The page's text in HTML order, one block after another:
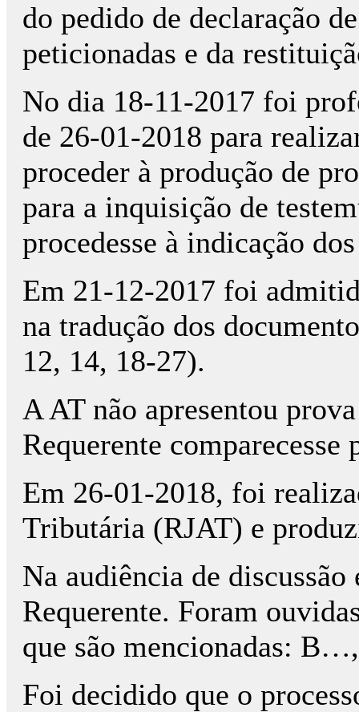
do pedido de declaração
peticionadas e da
No dia 18-11-2017 foi
de 26-01-2018 para
proceder à produção de
para a inquisição de
procedesse à indicação
Em 21-12-2017 foi
na tradução dos
12, 14, 18-27).
A AT não apresentou
Requerente
Em 26-­01-­2018, foi
Tributária (RJAT) e
Na audiência de
Requerente. Foram
que são mencionadas:
Foi decidido que o